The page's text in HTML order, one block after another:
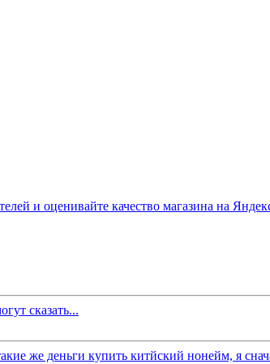
сказать...
же деньги купить китйский нонейм, я